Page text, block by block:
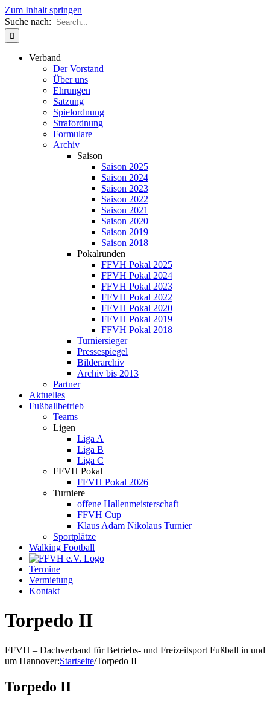
Zum Inhalt springen
Suche nach:
Verband
Der Vorstand
Über uns
Ehrungen
Satzung
Spielordnung
Strafordnung
Formulare
Archiv
Saison
Saison 2025
Saison 2024
Saison 2023
Saison 2022
Saison 2021
Saison 2020
Saison 2019
Saison 2018
Pokalrunden
FFVH Pokal 2025
FFVH Pokal 2024
FFVH Pokal 2023
FFVH Pokal 2022
FFVH Pokal 2020
FFVH Pokal 2019
FFVH Pokal 2018
Turniersieger
Pressespiegel
Bilderarchiv
Archiv bis 2013
Partner
Aktuelles
Fußballbetrieb
Teams
Ligen
Liga A
Liga B
Liga C
FFVH Pokal
FFVH Pokal 2026
Turniere
offene Hallenmeisterschaft
FFVH Cup
Klaus Adam Nikolaus Turnier
Sportplätze
Walking Football
Termine
Vermietung
Kontakt
Torpedo II
FFVH – Dachverband für Betriebs- und Freizeitsport Fußball in und
um Hannover:Startseite/Torpedo II
Torpedo II